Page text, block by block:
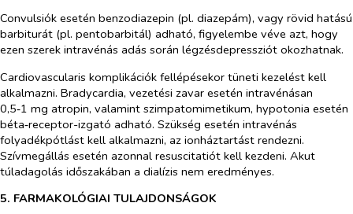
Convulsiók esetén benzodiazepin (pl. diazepám), vagy rövid hatású
barbiturát (pl. pentobarbitál) adható, figyelembe véve azt, hogy
ezen szerek intravénás adás során légzésdepressziót okozhatnak.
Cardiovascularis komplikációk fellépésekor tüneti kezelést kell
alkalmazni. Bradycardia, vezetési zavar esetén intravénásan
0,5‑1 mg atropin, valamint szimpatomimetikum, hypotonia esetén
béta‑receptor-izgató adható. Szükség esetén intravénás
folyadékpótlást kell alkalmazni, az ionháztartást rendezni.
Szívmegállás esetén azonnal resuscitatiót kell kezdeni. Akut
túladagolás időszakában a dialízis nem eredményes.
5. FARMAKOLÓGIAI TULAJDONSÁGOK